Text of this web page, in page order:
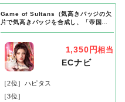
Game of Sultans（気高きバッジの欠
片で気高きバッジを合成し、「帝国五
1,350円相当
ECナビ
［2位］ハピタス
［3位］